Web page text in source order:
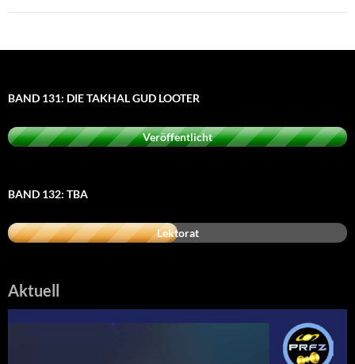
BAND 131: DIE TAKHAL GUD LOOTER
Veröffentlicht
BAND 132: TBA
Lektorat
Aktuell